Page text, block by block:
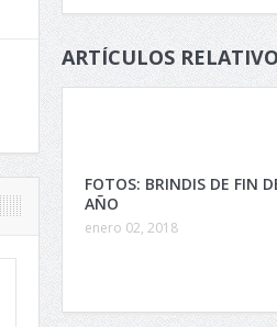
ARTÍCULOS
FOTOS: BRINDIS DE FIN
AÑO
enero 02, 2018